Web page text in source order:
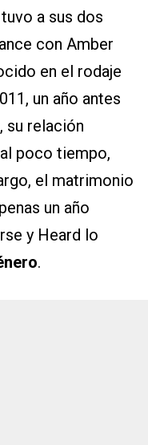
a sus dos
con Amber
en el rodaje
un año antes
su relación
poco tiempo,
el matrimonio
un año
y Heard lo
.